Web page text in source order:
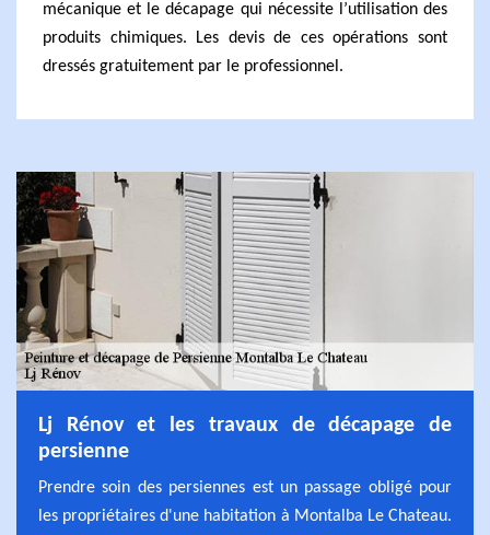
mécanique et le décapage qui nécessite l’utilisation des
produits chimiques. Les devis de ces opérations sont
dressés gratuitement par le professionnel.
Lj Rénov et les travaux de décapage de
persienne
Prendre soin des persiennes est un passage obligé pour
les propriétaires d'une habitation à Montalba Le Chateau.